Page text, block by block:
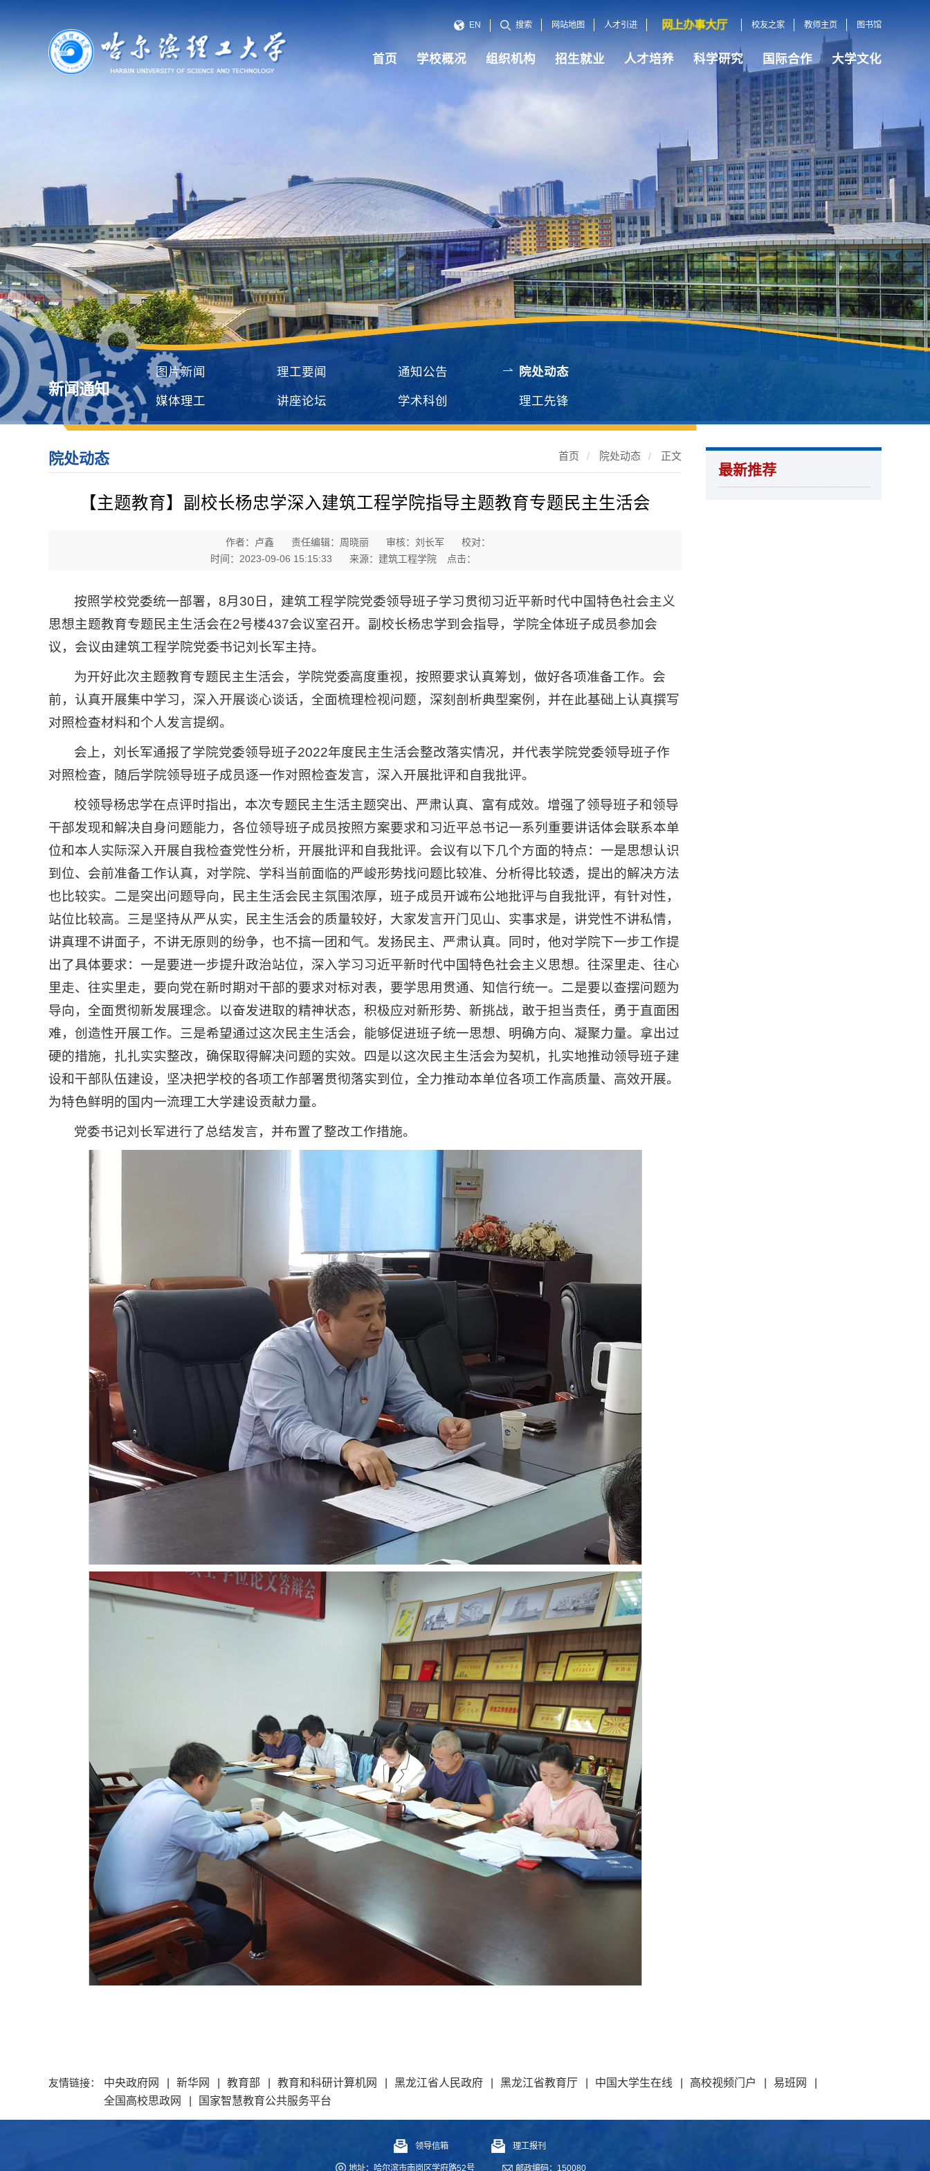
EN 搜索 网站地图 人才引进 网上办事大厅 校友之家 教师主页 图书馆
首页 学校概况 组织机构 招生就业 人才培养 科学研究 国际合作 大学文化
新闻通知
图片新闻 理工要闻 通知公告 院处动态
媒体理工 讲座论坛 学术科创 理工先锋
院处动态 首页 / 院处动态 / 正文
【主题教育】副校长杨忠学深入建筑工程学院指导主题教育专题民主生活会
作者：卢鑫 责任编辑：周晓丽 审核：刘长军
校对：
时间：2023-09-06 15:15:33
来源：建筑工程学院 点击：
按照学校党委统一部署，8月30日，建筑工程学院党委领导班子学习贯彻习近平新时代中国特色社会主义
思想主题教育专题民主生活会在2号楼437会议室召开。副校长杨忠学到会指导，学院全体班子成员参加会
议，会议由建筑工程学院党委书记刘长军主持。
为开好此次主题教育专题民主生活会，学院党委高度重视，按照要求认真筹划，做好各项准备工作。会
前，认真开展集中学习，深入开展谈心谈话，全面梳理检视问题，深刻剖析典型案例，并在此基础上认真撰写
对照检查材料和个人发言提纲。
会上，刘长军通报了学院党委领导班子2022年度民主生活会整改落实情况，并代表学院党委领导班子作
对照检查，随后学院领导班子成员逐一作对照检查发言，深入开展批评和自我批评。
校领导杨忠学在点评时指出，本次专题民主生活主题突出、严肃认真、富有成效。增强了领导班子和领导
干部发现和解决自身问题能力，各位领导班子成员按照方案要求和习近平总书记一系列重要讲话体会联系本单
位和本人实际深入开展自我检查党性分析，开展批评和自我批评。会议有以下几个方面的特点：一是思想认识
到位、会前准备工作认真，对学院、学科当前面临的严峻形势找问题比较准、分析得比较透，提出的解决方法
也比较实。二是突出问题导向，民主生活会民主氛围浓厚，班子成员开诚布公地批评与自我批评，有针对性，
站位比较高。三是坚持从严从实，民主生活会的质量较好，大家发言开门见山、实事求是，讲党性不讲私情，
讲真理不讲面子，不讲无原则的纷争，也不搞一团和气。发扬民主、严肃认真。同时，他对学院下一步工作提
出了具体要求：一是要进一步提升政治站位，深入学习习近平新时代中国特色社会主义思想。往深里走、往心
里走、往实里走，要向党在新时期对干部的要求对标对表，要学思用贯通、知信行统一。二是要以查摆问题为
导向，全面贯彻新发展理念。以奋发进取的精神状态，积极应对新形势、新挑战，敢于担当责任，勇于直面困
难，创造性开展工作。三是希望通过这次民主生活会，能够促进班子统一思想、明确方向、凝聚力量。拿出过
硬的措施，扎扎实实整改，确保取得解决问题的实效。四是以这次民主生活会为契机，扎实地推动领导班子建
设和干部队伍建设，坚决把学校的各项工作部署贯彻落实到位，全力推动本单位各项工作高质量、高效开展。
为特色鲜明的国内一流理工大学建设贡献力量。
党委书记刘长军进行了总结发言，并布置了整改工作措施。
最新推荐
友情链接： 中央政府网 新华网 教育部 教育和科研计算机网 黑龙江省人民政府 黑龙江省教育厅 中国大学生在线 高校视频门户 易班网
全国高校思政网
国家智慧教育公共服务平台
领导信箱 理工报刊
地址：哈尔滨市南岗区学府路52号 邮政编码：150080